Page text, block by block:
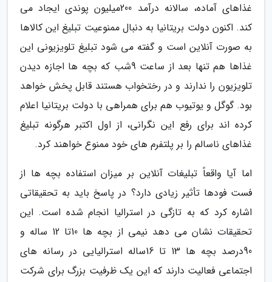
غذاهای آماده، سالانه درآمد 200میلیون پوندی ایجاد می
کند. اکنون دولت بریتانیا به دنبال ممنوعیت تبلیغ این کالاها
به صورت آنلاین است و گفته می شود تبلیغ تلویزیونی این
غذاها هم تنها بعد از ساعت 9شب که بچه ها اجازه دیدن
تلویزیون را ندارند و در رختخواب هستند قابل پخش خواهد
بود. گوگل و یوتیوب هم برای همراهی با دولت بریتانیا اعلام
کرده اند برای رفع این نگرانی، از اول اکتبر هرگونه تبلیغ
غذاهای ناسالم را بر پلتفرم های خود ممنوع خواهند کرد.
اما آیا واقعاً تبلیغات آنلاین بر میزان استفاده بچه ها از
فست فودها تأثیر زیادی دارد؟ در پاسخ باید به تحقیقاتی
اشاره کرد که به تازگی در استرالیا انجام شده است. این
تحقیقات نشان می دهد نیمی از بچه ها 10تا 12 ساله و
90درصد بچه ها 13 تا 16ساله استرالیایی در رسانه های
اجتماعی فعالیت دارند که این یک ظرفیت بزرگ برای شرکت